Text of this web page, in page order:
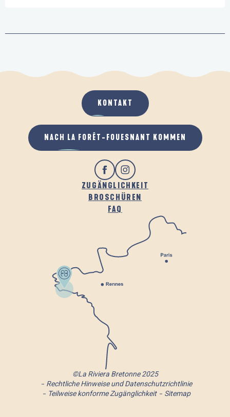
ZUGÄNGLICHKEIT
BROSCHÜREN
FAQ
KONTAKT
NACH LA FORÊT-FOUESNANT KOMMEN
©La Riviera Bretonne 2025
Rechtliche Hinweise und Datenschutzrichtlinie
Teilweise konforme Zugänglichkeit
Sitemap